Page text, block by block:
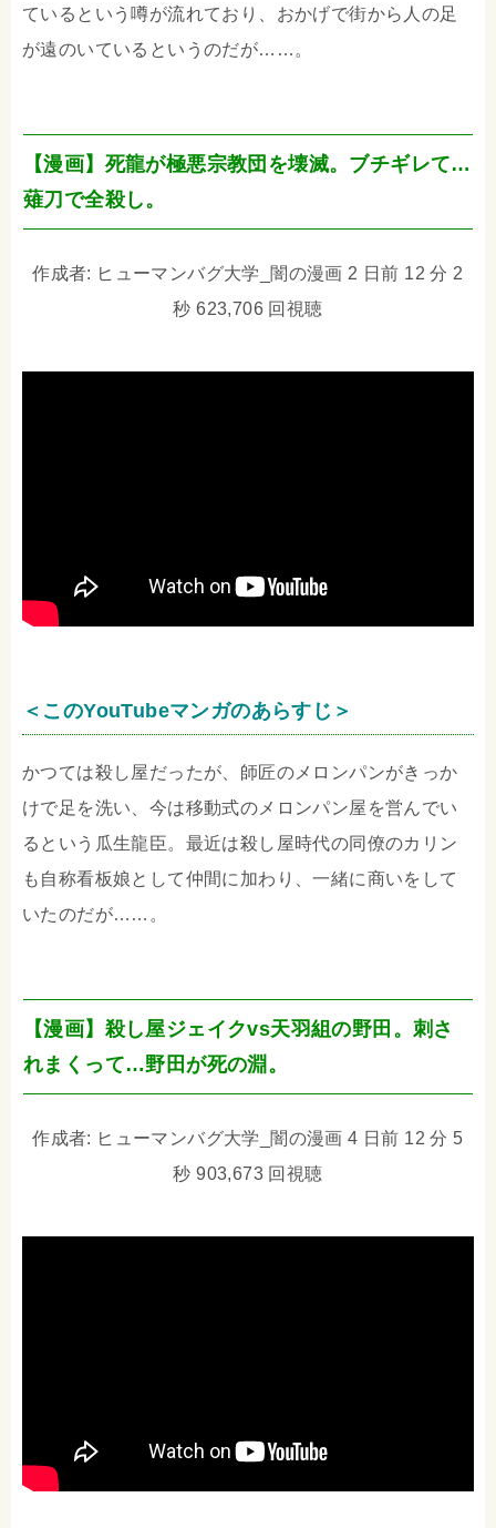
ているという噂が流れており、おかげで街から人の足
が遠のいているというのだが……。
【漫画】死龍が極悪宗教団を壊滅。ブチギレて…
薙刀で全殺し。
作成者: ヒューマンバグ大学_闇の漫画 2 日前 12 分 2
秒 623,706 回視聴
＜このYouTubeマンガのあらすじ＞
かつては殺し屋だったが、師匠のメロンパンがきっか
けで足を洗い、今は移動式のメロンパン屋を営んでい
るという瓜生龍臣。最近は殺し屋時代の同僚のカリン
も自称看板娘として仲間に加わり、一緒に商いをして
いたのだが……。
【漫画】殺し屋ジェイクvs天羽組の野田。刺さ
れまくって…野田が死の淵。
作成者: ヒューマンバグ大学_闇の漫画 4 日前 12 分 5
秒 903,673 回視聴